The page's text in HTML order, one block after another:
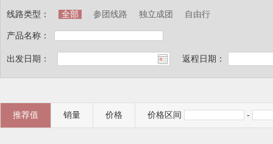
线路类型：
产品名称：
全部 参团线路 独立成团 自由行
出发日期： 返程日期：
推荐值 销量 价格 价格区间 -